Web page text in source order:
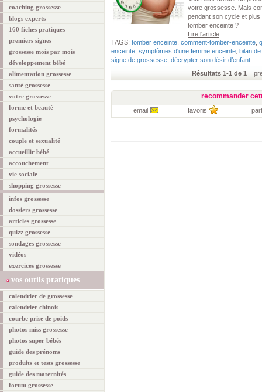
coaching grossesse
blogs experts
160 fiches pratiques
premiers signes
grossesse mois par mois
développement bébé
alimentation grossesse
santé grossesse
votre grossesse
forme et beauté
psychologie
formalités
couple et sexualité
accueillir bébé
accouchement
vie sociale
shopping grossesse
infos grossesse
dossiers grossesse
articles grossesse
quizz grossesse
sondages grossesse
vidéos
exercices grossesse
vos outils pratiques
calendrier de grossesse
calendrier chinois
courbe prise de poids
photos miss grossesse
photos super bébés
guide des prénoms
produits et tests grossesse
guide des maternités
forum grossesse
votre grossesse. Mais
pendant son cycle et
tomber enceinte ?
Lire l'article
TAGS: tomber enceinte comment-tomber-enceinte
enceinte symptômes d'une femme enceinte bilan
signe de grossesse décrypter son désir d’enfant
Résultats 1-1 de 1
recommander
email favoris